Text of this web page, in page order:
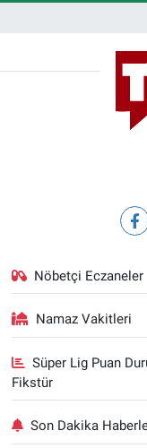
Nöbetçi Eczaneler
Namaz Vakitleri
Süper Lig Puan
Fikstür
Son Dakika